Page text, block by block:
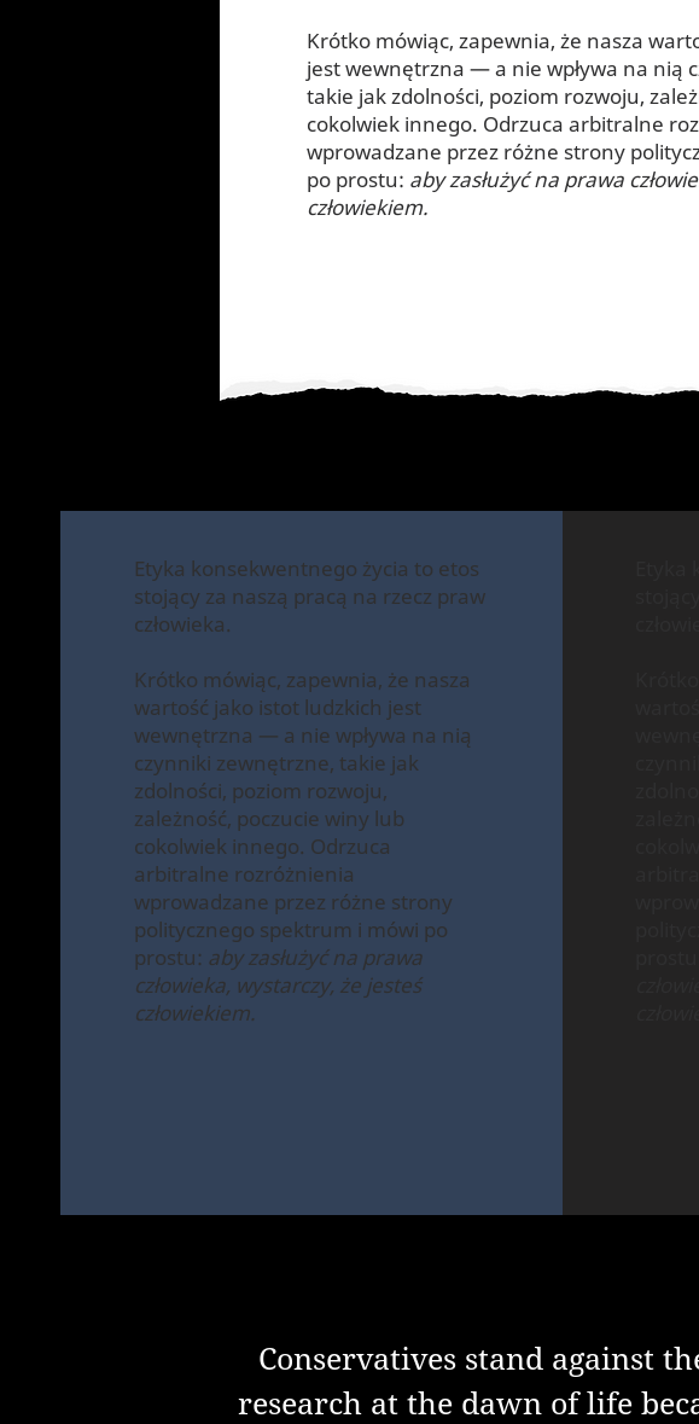
Krótko mówiąc, zapewnia, że nasza
jest wewnętrzna — a nie wpływa na nią
takie jak zdolności, poziom rozwoju,
cokolwiek innego. Odrzuca arbitralne
wprowadzane przez różne strony
po prostu: aby zasłużyć na prawa
człowiekiem.
Etyka konsekwentnego życia to etos
stojący za naszą pracą na rzecz praw
człowieka.
Krótko mówiąc, zapewnia, że nasza
wartość jako istot ludzkich jest
wewnętrzna — a nie wpływa na nią
czynniki zewnętrzne, takie jak
zdolności, poziom rozwoju,
zależność, poczucie winy lub
cokolwiek innego. Odrzuca
arbitralne rozróżnienia
wprowadzane przez różne strony
politycznego spektrum i mówi po
prostu: aby zasłużyć na prawa
człowieka, wystarczy, że jesteś
człowiekiem.
Conservatives stand against
research at the dawn of life